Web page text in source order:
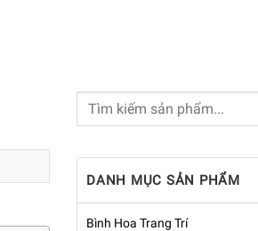
DANH MỤC SẢN PHẨM
Bình Hoa Trang Trí